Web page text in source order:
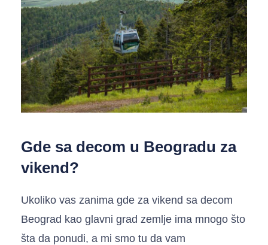
Gde sa decom u Beogradu za
vikend?
Ukoliko vas zanima gde za vikend sa decom
Beograd kao glavni grad zemlje ima mnogo što
šta da ponudi, a mi smo tu da vam